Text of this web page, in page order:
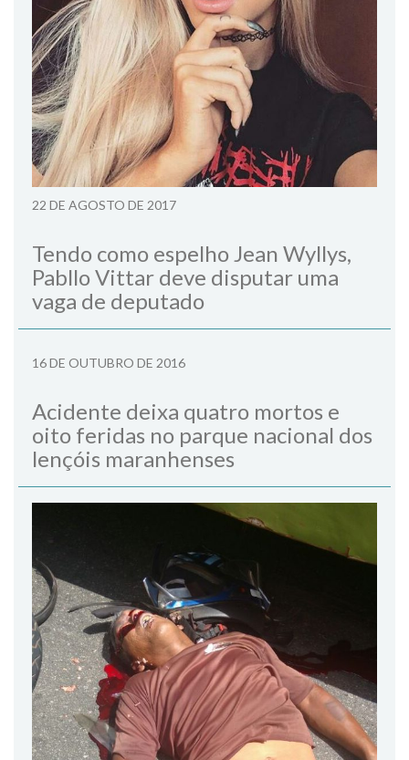
22 DE AGOSTO DE 2017
Tendo como espelho Jean Wyllys,
Pabllo Vittar deve disputar uma
vaga de deputado
16 DE OUTUBRO DE 2016
Acidente deixa quatro mortos e
oito feridas no parque nacional dos
lençóis maranhenses